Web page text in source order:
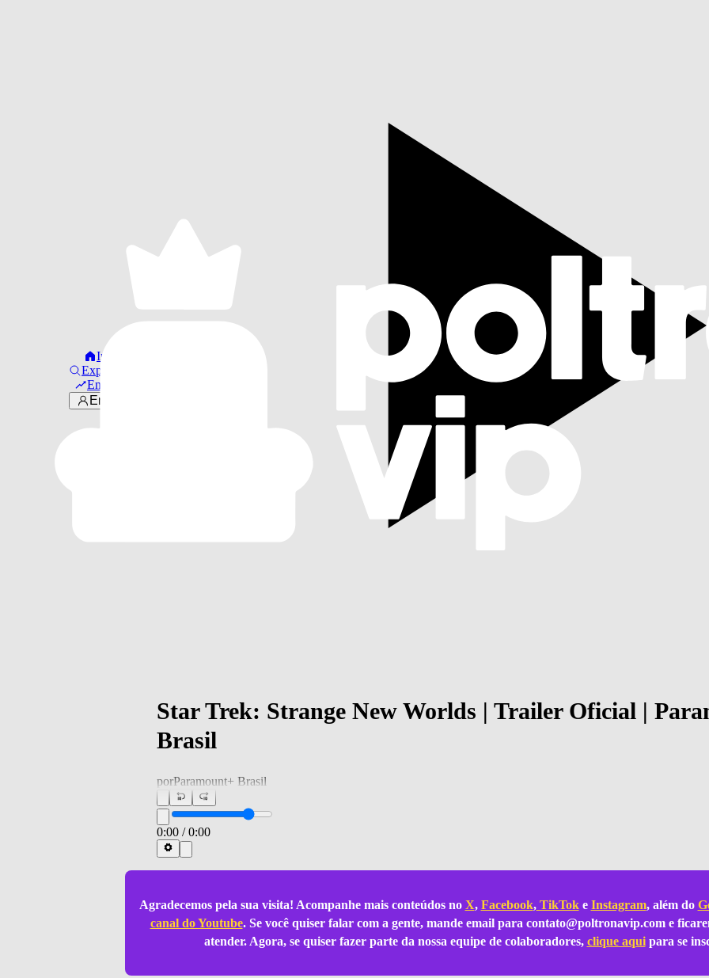
Início
Explorar
Em alta
Entrar
Star Trek: Strange New Worlds | Trailer Oficial |
Brasil
porParamount+ Brasil
0:00 /0:00
Agradecemos pela sua visita! Acompanhe mais conteúdos no X, Facebook,TikToke Instagram, além do
canal do Youtube. Se você quiser falar com a gente, mande email para contato@poltronavip.come
atender. Agora, se quiser fazer parte da nossa equipe de colaboradores, clique aquipara se